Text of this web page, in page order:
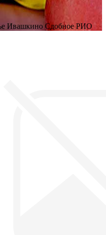
Ивашкино Сдобное РИО